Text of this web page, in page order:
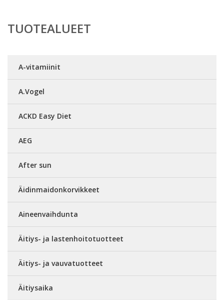
TUOTEALUEET
A-vitamiinit
A.Vogel
ACKD Easy Diet
AEG
After sun
Äidinmaidonkorvikkeet
Aineenvaihdunta
Äitiys- ja lastenhoitotuotteet
Äitiys- ja vauvatuotteet
Äitiysaika